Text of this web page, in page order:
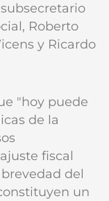
Roberto
y Ricardo
"hoy puede
de la
fiscal
del
un